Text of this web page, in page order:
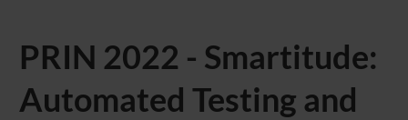
PRIN 2022 - Smartitude:
Automated Testing and